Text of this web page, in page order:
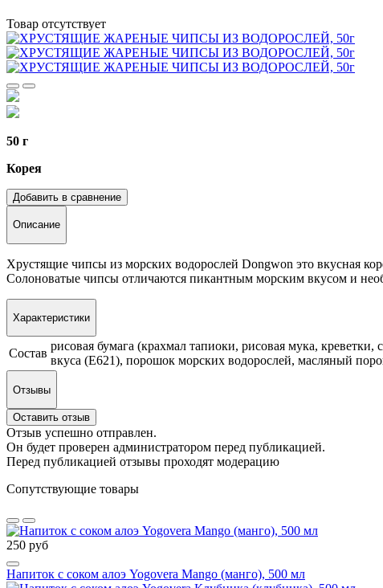
Товар отсутствует
50 г
Корея
Добавить в сравнение
Описание
Хрустящие чипсы из морских водорослей Dongwon это вкусная
Солоноватые чипсы отличаются пикантным морским вкусом и
Характеристики
Состав
рисовая бумага (крахмал тапиоки, рисовая мука,
вкуса (Е621), порошок морских водорослей, масляный
Отзывы
Оставить отзыв
Отзыв успешно отправлен.
Он будет проверен администратором перед публикацией.
Перед публикацией отзывы проходят модерацию
Сопутствующие товары
250 руб
Напиток с соком алоэ Yogovera Мango (манго), 500 мл